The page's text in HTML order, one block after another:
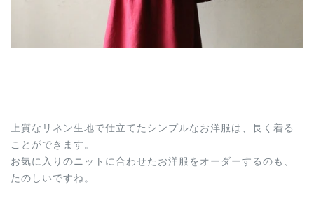
上質なリネン生地で仕立てたシンプルなお洋服は、長く着る
ことができます。
お気に入りのニットに合わせたお洋服をオーダーするのも、
たのしいですね。